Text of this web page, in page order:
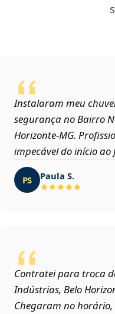
Instalaram meu
segurança no Bairro
Horizonte‑MG.
impecável do início ao
PS Paula S.
Contratei para troca
Indústrias, Belo
Chegaram no